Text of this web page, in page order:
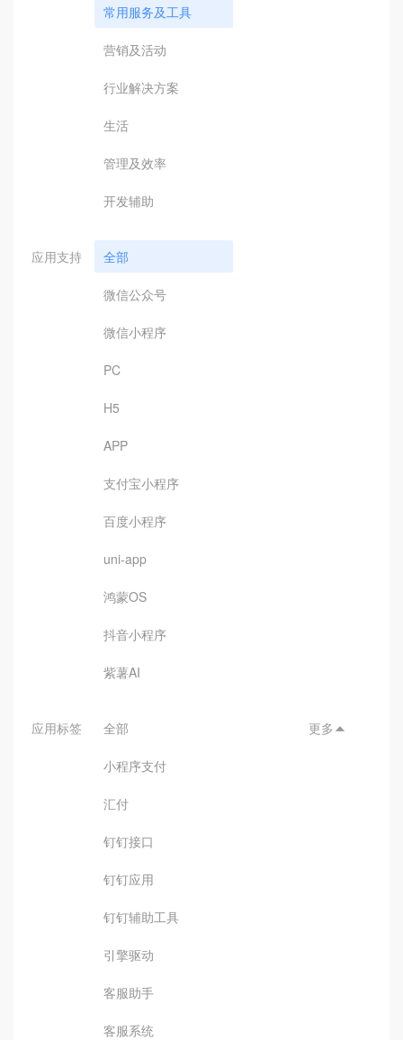
常用服务及工具
营销及活动
行业解决方案
生活
管理及效率
开发辅助
应用支持 全部
微信公众号
微信小程序
PC
H5
APP
支付宝小程序
百度小程序
uni-app
鸿蒙OS
抖音小程序
紫薯AI
应用标签 全部
小程序支付
汇付
钉钉接口
钉钉应用
钉钉辅助工具
引擎驱动
客服助手
客服系统
更多 